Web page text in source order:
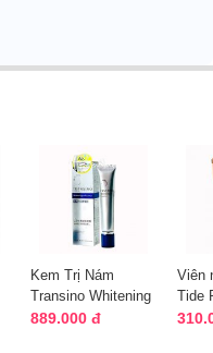
Kem Trị Nám
Transino Whitening
Essence Của Nhật
889.000 đ
Viên
Tide
của